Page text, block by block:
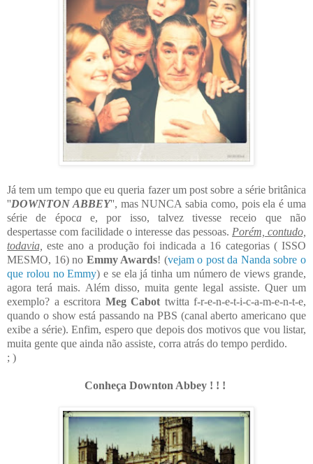
Já tem um tempo que eu queria fazer um post sobre a série britânica
''DOWNTON ABBEY'', mas NUNCA sabia como, pois ela é uma
série de época e, por isso, talvez tivesse receio que não
despertasse com facilidade o interesse das pessoas. Porém, contudo,
todavia, este ano a produção foi indicada a 16 categorias ( ISSO
MESMO, 16) no Emmy Awards! (vejam o post da Nanda sobre o
que rolou no Emmy) e se ela já tinha um número de views grande,
agora terá mais. Além disso, muita gente legal assiste. Quer um
exemplo? a escritora Meg Cabot twitta f-r-e-n-e-t-i-c-a-m-e-n-t-e,
quando o show está passando na PBS (canal aberto americano que
exibe a série). Enfim, espero que depois dos motivos que vou listar,
muita gente que ainda não assiste, corra atrás do tempo perdido.
; )
Conheça Downton Abbey ! ! !